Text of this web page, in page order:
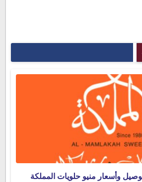
وأسعار منيو حلويات المملكة